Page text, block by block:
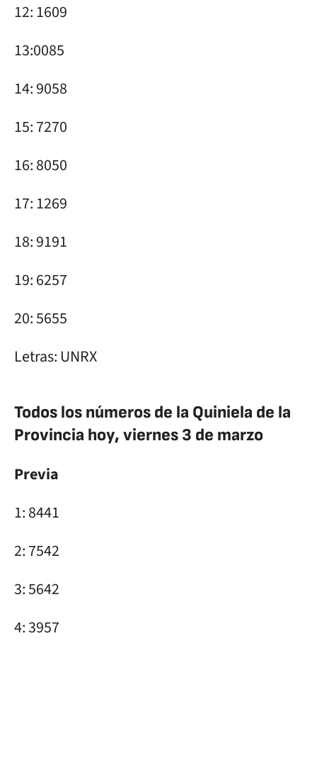
12: 1609
13:0085
14: 9058
15: 7270
16: 8050
17: 1269
18: 9191
19: 6257
20: 5655
Letras: UNRX
Todos los números de la Quiniela de la
Provincia hoy, viernes 3 de marzo
Previa
1: 8441
2: 7542
3: 5642
4: 3957